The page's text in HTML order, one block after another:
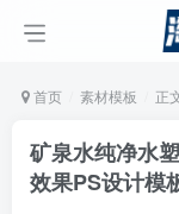
首页 素材模板 正
矿泉水纯净水
效果PS设计模